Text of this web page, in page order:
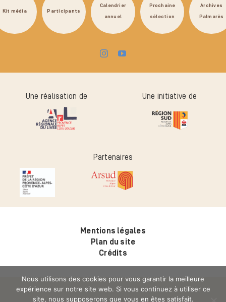
Kit média Participants
Calendrier
annuel
Prochaine
sélection
Archives
Palmarès
Une réalisation de Une initiative de
Partenaires
Mentions légales
Plan du site
Crédits
Nous utilisons des cookies pour vous garantir la meilleure
expérience sur notre site web. Si vous continuez à utiliser ce
site, nous supposerons que vous en êtes satisfait.